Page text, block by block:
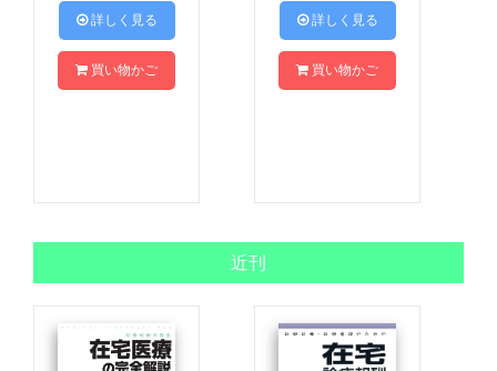
 詳しく見る
買い物かご
 詳しく見る
買い物かご
近刊